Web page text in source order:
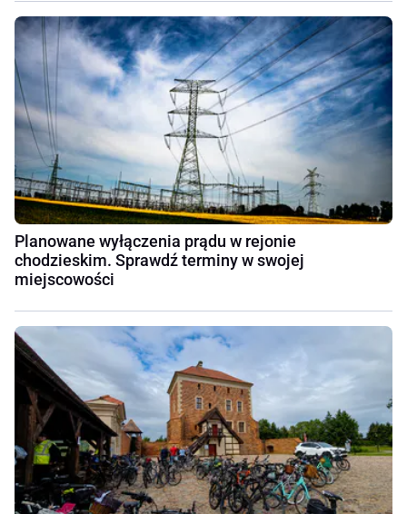
Planowane wyłączenia prądu w rejonie
chodzieskim. Sprawdź terminy w swojej
miejscowości